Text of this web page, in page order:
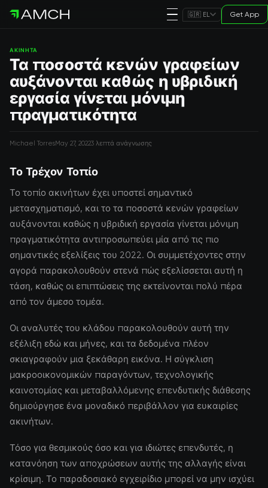
🇬🇷 EL Get App
ΑΚΊΝΗΤΑ
Τα ποσοστά κενών γραφείων
αυξάνονται καθώς η υβριδική
εργασία γίνεται μόνιμη
πραγματικότητα
Michael TorresMay 27, 20223 λεπτά ανάγνωσης
Το Τρέχον Τοπίο
Το τοπίο ακινήτων έχει υποστεί σημαντικό
μετασχηματισμό, και το τα ποσοστά κενών γραφείων
αυξάνονται καθώς η υβριδική εργασία γίνεται μόνιμη
πραγματικότητα αντιπροσωπεύει μία από τις πιο
σημαντικές εξελίξεις του 2022. Οι συμμετέχοντες στην
αγορά παρακολουθούν στενά πώς εξελίσσεται αυτή η
τάση, καθώς οι επιπτώσεις της εκτείνονται πολύ πέρα
από τον άμεσο τομέα.
Οι αναλυτές του κλάδου παρακολουθούν αυτή την
εξέλιξη εδώ και μήνες, και τα δεδομένα πλέον
σκιαγραφούν μια ξεκάθαρη εικόνα. Η σύγκλιση
μακροοικονομικών παραγόντων, τεχνολογικής
καινοτομίας και μεταβαλλόμενης επενδυτικής διάθεσης
δημιούργησε ένα μοναδικό περιβάλλον για ευκαιρίες
ακινήτων.
Τόσο για θεσμικούς όσο και για ιδιώτες επενδυτές, η
κατανόηση των αποχρώσεων αυτής της αλλαγής είναι
κρίσιμη. Το παραδοσιακό εγχειρίδιο μπορεί να μην ισχύει